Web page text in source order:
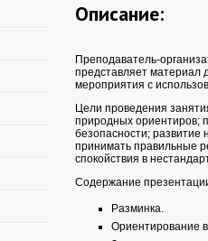
Описание:
Преподаватель-
представляет материал
мероприятия с
Цели проведения
природных ориентиров;
безопасности; развитие
принимать правильные
спокойствия в
Содержание
Разминка.
Ориентирование